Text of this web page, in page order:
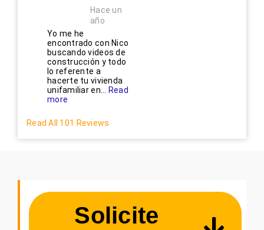
Hace un
año
Yo me he
encontrado con Nico
buscando videos de
construcción y todo
lo referente a
hacerte tu vivienda
unifamiliar en...
Read
more
Read All 101 Reviews
Solicite